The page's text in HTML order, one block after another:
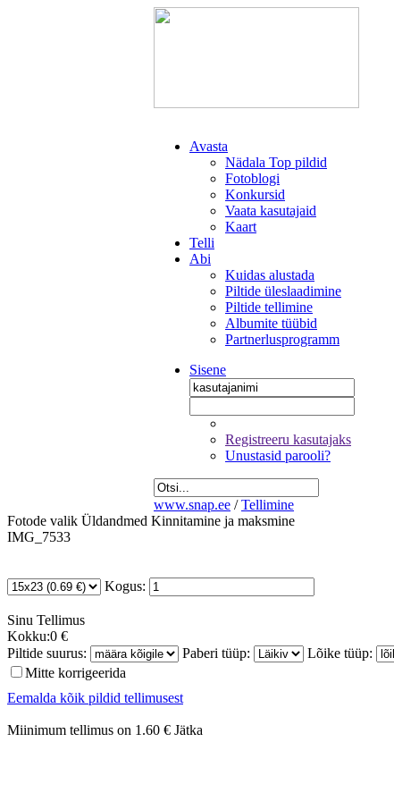
Avasta
Nädala Top pildid
Fotoblogi
Konkursid
Vaata kasutajaid
Kaart
Telli
Abi
Kuidas alustada
Piltide üleslaadimine
Piltide tellimine
Albumite tüübid
Partnerlusprogramm
Sisene
Registreeru kasutajaks
Unustasid parooli?
www.snap.ee / Tellimine
Fotode valik Üldandmed Kinnitamine ja maksmine
IMG_7533
Kogus:
Sinu Tellimus
Kokku:0 €
Piltide suurus:
Paberi tüüp: Lõike tüüp:
Mitte korrigeerida
Eemalda kõik pildid tellimusest
Miinimum tellimus on 1.60 € Jätka